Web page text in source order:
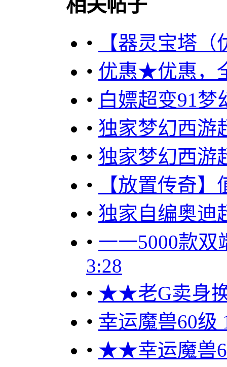
相关帖子
•
【器灵宝塔
• 优惠★优惠，
• 白嫖超变91梦
• 独家梦幻西游
• 独家梦幻西游
•
【放置传奇
• 独家自编奥迪
• 一一5000款
3:28
• ★★老G卖身
• 幸运魔兽60级
• ★★幸运魔兽